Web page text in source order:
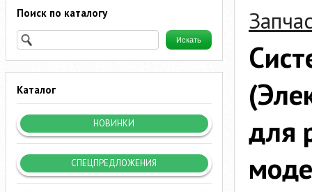
Поиск по каталогу
Каталог
НОВИНКИ
СПЕЦПРЕДЛОЖЕНИЯ
для